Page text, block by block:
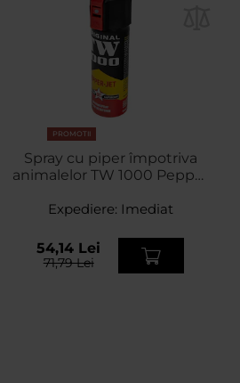
PROMOTII
Spray cu piper împotriva
animalelor TW 1000 Pepper
Expediere: Imediat
54,14 Lei
71,79 Lei